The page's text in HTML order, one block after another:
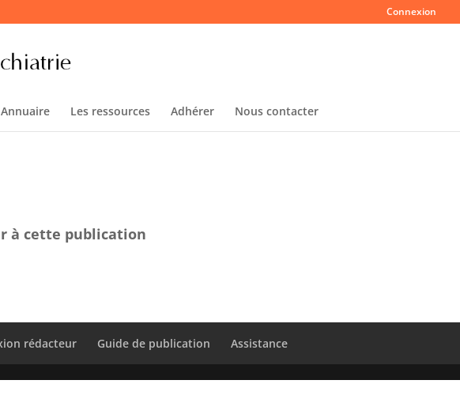
Connexion
Annuaire Les ressources Adhérer Nous contacter
à cette publication
rédacteur Guide de publication Assistance